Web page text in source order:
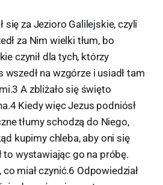
się za Jezioro Galilejskie, czyli
za Nim wielki tłum, bo
czynił dla tych, którzy
na wzgórze i usiadł tam
A zbliżało się święto
Kiedy więc Jezus podniósł
tłumy schodzą do Niego,
kupimy chleba, aby oni się
to wystawiając go na próbę.
co miał czynić.6 Odpowiedział